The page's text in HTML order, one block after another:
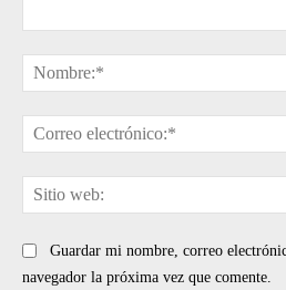
Guardar mi nombre, correo
navegador la próxima vez que comente.